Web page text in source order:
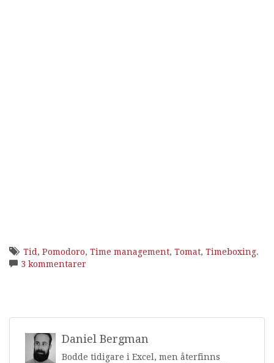
Tid , Pomodoro, Time management, Tomat, Timeboxing.
3 kommentarer
Daniel Bergman
Bodde tidigare i Excel, men återfinns